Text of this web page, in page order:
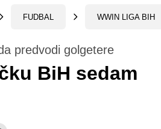
FUDBAL WWIN LIGA BIH
predvodi golgetere
BiH sedam